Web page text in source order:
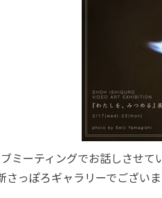
ミーティングでお話しさせ
っぽろギャラリーでございま